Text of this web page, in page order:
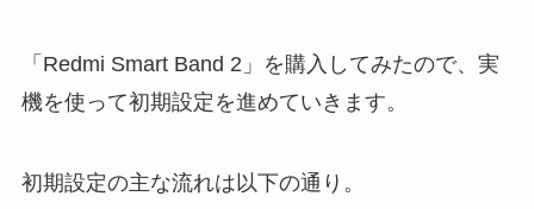
「Redmi Smart Band 2」を購入してみたので、実
機を使って初期設定を進めていきます。
初期設定の主な流れは以下の通り。